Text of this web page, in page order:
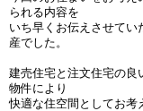
られる内容を
いち早くお伝えさせて
産でした。
建売住宅と注文住宅の良
物件により
快適な住空間としてお考